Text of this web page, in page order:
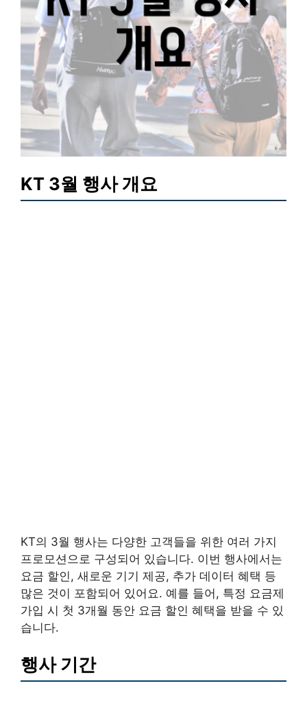
KT 3월 행사 개요
KT의 3월 행사는 다양한 고객들을 위한 여러 가지
프로모션으로 구성되어 있습니다. 이번 행사에서는
요금 할인, 새로운 기기 제공, 추가 데이터 혜택 등
많은 것이 포함되어 있어요. 예를 들어, 특정 요금제
가입 시 첫 3개월 동안 요금 할인 혜택을 받을 수 있
습니다.
행사 기간